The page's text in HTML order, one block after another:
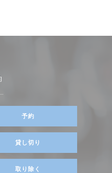
きます))
予約
貸し切り
取り除く